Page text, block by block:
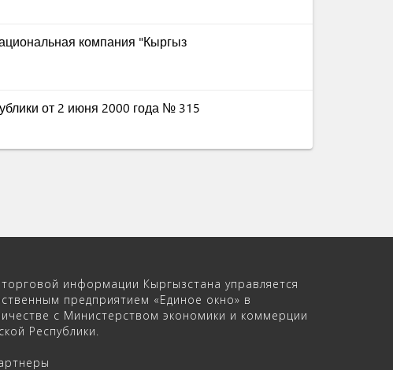
компания "Кыргыз
от 2 июня 2000 года № 315
информации Кыргызстана управляется
предприятием «Единое окно» в
с Министерством экономики и коммерции
Республики.